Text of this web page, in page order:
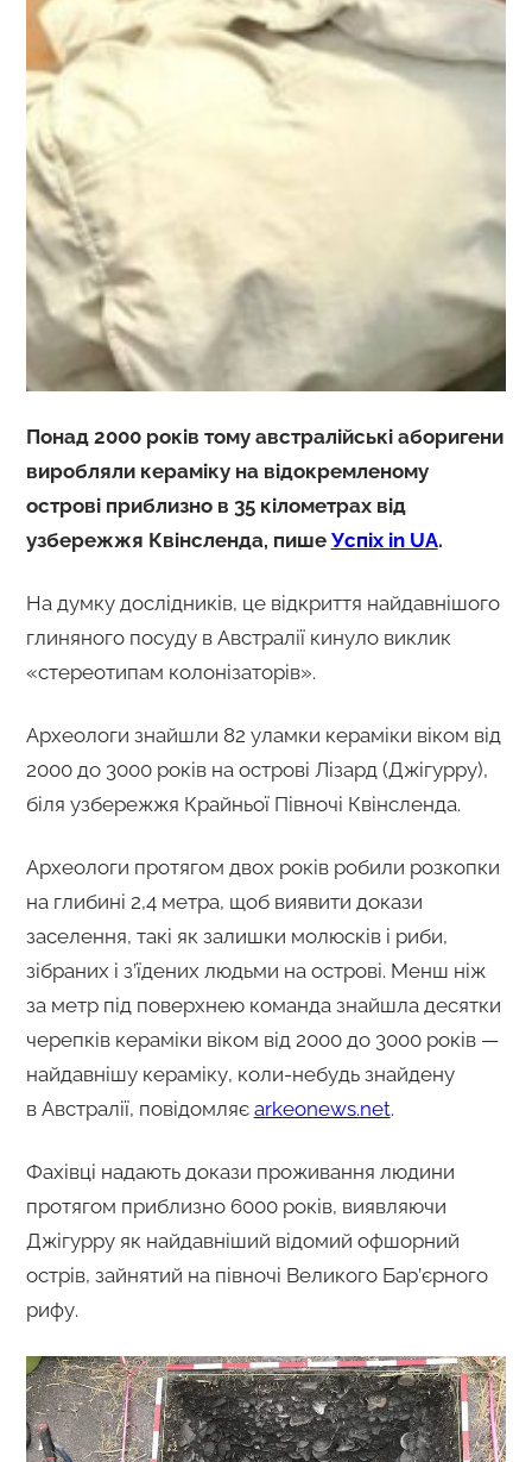
Понад 2000 років тому австралійські аборигени
виробляли кераміку на відокремленому
острові приблизно в 35 кілометрах від
узбережжя Квінсленда, пише Успіх in UA.
На думку дослідників, це відкриття найдавнішого
глиняного посуду в Австралії кинуло виклик
«стереотипам колонізаторів».
Археологи знайшли 82 уламки кераміки віком від
2000 до 3000 років на острові Лізард (Джігурру),
біля узбережжя Крайньої Півночі Квінсленда.
Археологи протягом двох років робили розкопки
на глибині 2,4 метра, щоб виявити докази
заселення, такі як залишки молюсків і риби,
зібраних і з’їдених людьми на острові. Менш ніж
за метр під поверхнею команда знайшла десятки
черепків кераміки віком від 2000 до 3000 років —
найдавнішу кераміку, коли-небудь знайдену
в Австралії, повідомляє arkeonews.net.
Фахівці надають докази проживання людини
протягом приблизно 6000 років, виявляючи
Джігурру як найдавніший відомий офшорний
острів, зайнятий на півночі Великого Бар’єрного
рифу.